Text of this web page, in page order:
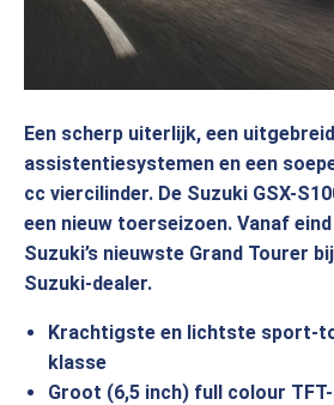
Een scherp uiterlijk, een
assistentiesystemen en een
cc viercilinder. De Suzuki GSX-
een nieuw toerseizoen. Vanaf
Suzuki’s nieuwste Grand Tourer
Suzuki-dealer.
Krachtigste en lichtste sport-
klasse
Groot (6,5 inch) full colour